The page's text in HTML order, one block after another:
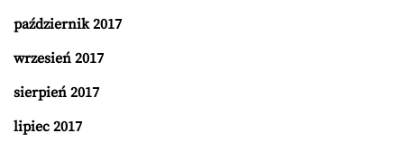
październik 2017
wrzesień 2017
sierpień 2017
lipiec 2017